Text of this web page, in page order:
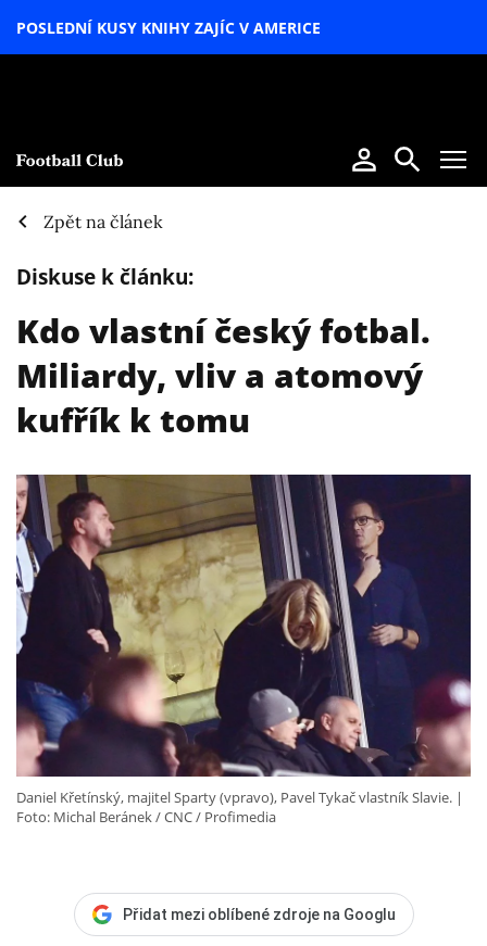
POSLEDNÍ KUSY KNIHY ZAJÍC V AMERICE
Zpět na článek
Diskuse k článku:
Kdo vlastní český fotbal.
Miliardy, vliv a atomový
kufřík k tomu
Daniel Křetínský, majitel Sparty (vpravo), Pavel Tykač vlastník Slavie.
Foto: Michal Beránek / CNC / Profimedia
Přidat mezi oblíbené zdroje na Googlu